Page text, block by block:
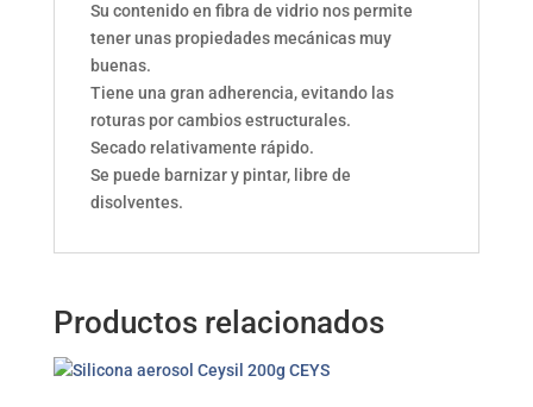
Su contenido en fibra de vidrio nos permite
tener unas propiedades mecánicas muy
buenas.
Tiene una gran adherencia, evitando las
roturas por cambios estructurales.
Secado relativamente rápido.
Se puede barnizar y pintar, libre de
disolventes.
Productos relacionados